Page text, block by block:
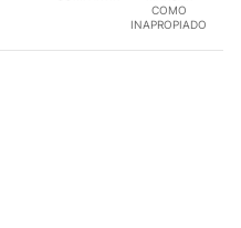
COMO
INAPROPIADO